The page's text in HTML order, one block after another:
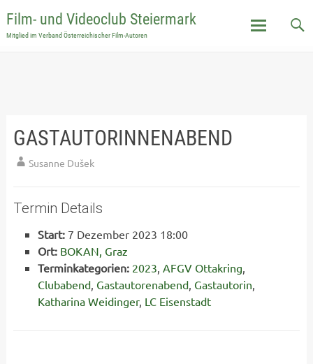
Film- und Videoclub Steiermark
Mitglied im Verband Österreichischer Film-Autoren
GASTAUTORINNENABEND
Susanne Dušek
Termin Details
Start:7 Dezember 2023 18:00
Ort: BOKAN, Graz
Terminkategorien: 2023, AFGV Ottakring,
Clubabend, Gastautorenabend, Gastautorin,
Katharina Weidinger, LC Eisenstadt